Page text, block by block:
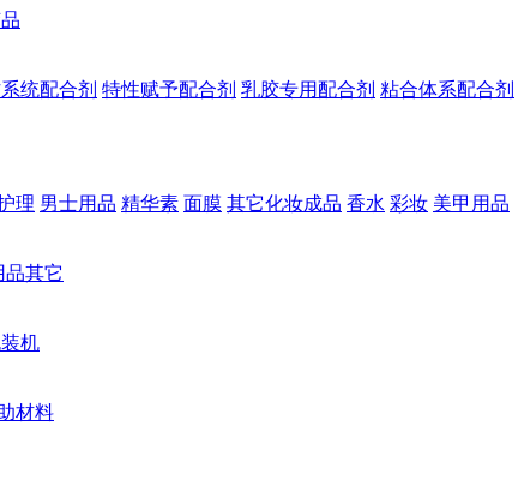
统配合剂 特性赋予配合剂 乳胶专用配合剂 粘合体系配合剂
理 男士用品 精华素 面膜 其它化妆成品 香水 彩妆 美甲用品
品其它
机
材料